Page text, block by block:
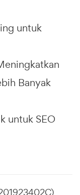
untuk
Banyak
untuk SEO